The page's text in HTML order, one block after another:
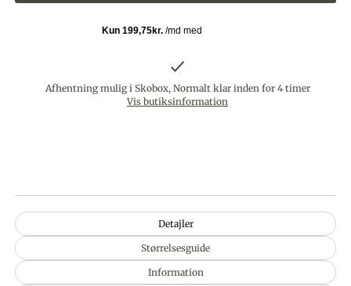
Afhentning mulig i Skobox, Normalt klar inden for 4 timer
Vis butiksinformation
Detajler
Størrelsesguide
Information